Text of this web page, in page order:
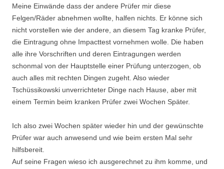
Meine Einwände dass der andere Prüfer mir diese
Felgen/Räder abnehmen wollte, halfen nichts. Er könne sich
nicht vorstellen wie der andere, an diesem Tag kranke Prüfer,
die Eintragung ohne Impacttest vornehmen wolle. Die haben
alle ihre Vorschriften und deren Eintragungen werden
schonmal von der Hauptstelle einer Prüfung unterzogen, ob
auch alles mit rechten Dingen zugeht. Also wieder
Tschüssikowski unverrichteter Dinge nach Hause, aber mit
einem Termin beim kranken Prüfer zwei Wochen Später.
Ich also zwei Wochen später wieder hin und der gewünschte
Prüfer war auch anwesend und wie beim ersten Mal sehr
hilfsbereit.
Auf seine Fragen wieso ich ausgerechnet zu ihm komme, und